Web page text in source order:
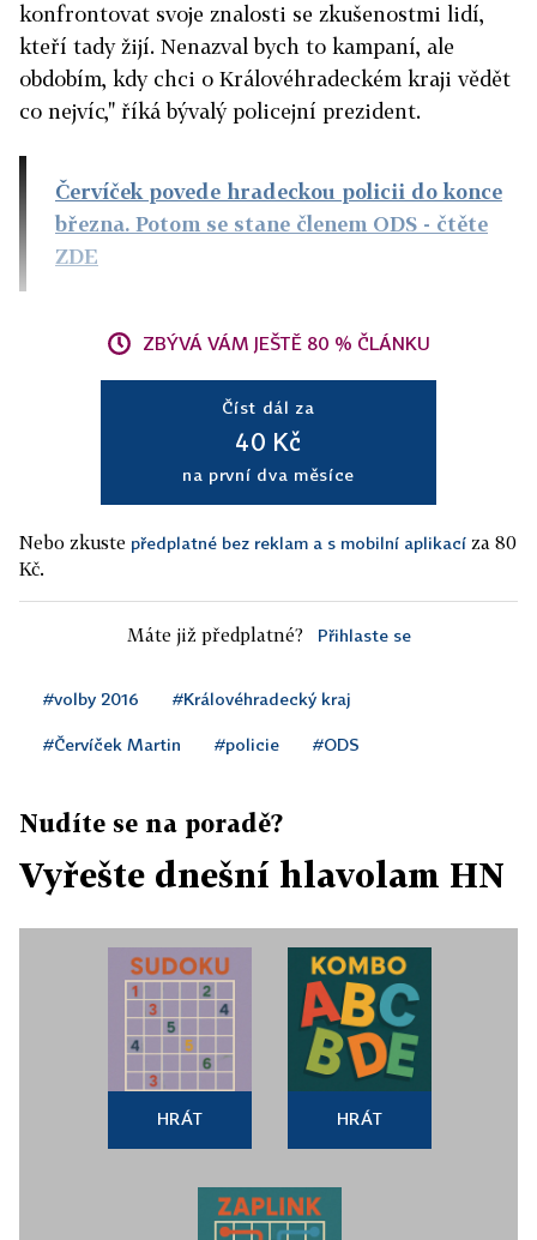
konfrontovat svoje znalosti se zkušenostmi lidí,
kteří tady žijí. Nenazval bych to kampaní, ale
obdobím, kdy chci o Královéhradeckém kraji vědět
co nejvíc," říká bývalý policejní prezident.
Červíček povede hradeckou policii do konce
března. Potom se stane členem ODS - čtěte
ZDE
ZBÝVÁ VÁM JEŠTĚ 80 % ČLÁNKU
Číst dál za
40 Kč
na první dva měsíce
Nebo zkuste předplatné bez reklam a s mobilní aplikací za 80
Kč.
Máte již předplatné? Přihlaste se
#volby 2016 #Královéhradecký kraj
#Červíček Martin #policie #ODS
Nudíte se na poradě?
Vyřešte dnešní hlavolam HN
HRÁT HRÁT